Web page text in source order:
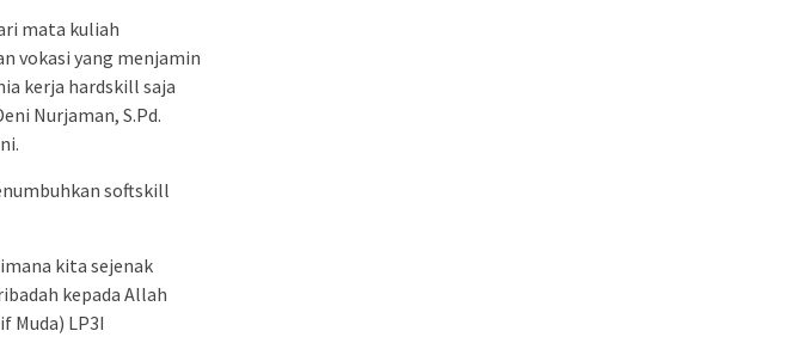
mata kuliah
vokasi yang menjamin
kerja hardskill saja
Nurjaman, S.Pd.
softskill
kita sejenak
kepada Allah
Muda) LP3I